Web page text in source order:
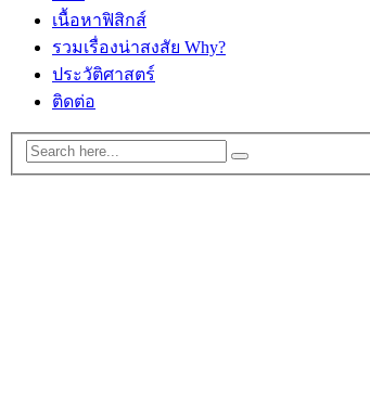
เนื้อหาฟิสิกส์
รวมเรื่องน่าสงสัย Why?
ประวัติศาสตร์
ติดต่อ